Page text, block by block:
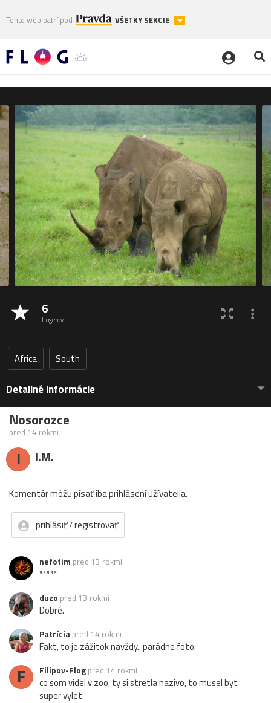
Tento web patrí pod VŠETKY SEKCIE
6
flogerov
Africa South
Detailné informácie
Nosorozce
pred 14 rokmi
I I.M.
Komentár môžu písať iba prihlásení užívatelia.
prihlásiť / registrovať
nefotim pred 13 rokmi
*****
duzo pred 13 rokmi
Dobré.
Patrícia pred 14 rokmi
Fakt, to je zážitok navždy...parádne foto.
F Filipov-Flog pred 14 rokmi
co som videl v zoo, ty si stretla nazivo, to musel byt
super vylet